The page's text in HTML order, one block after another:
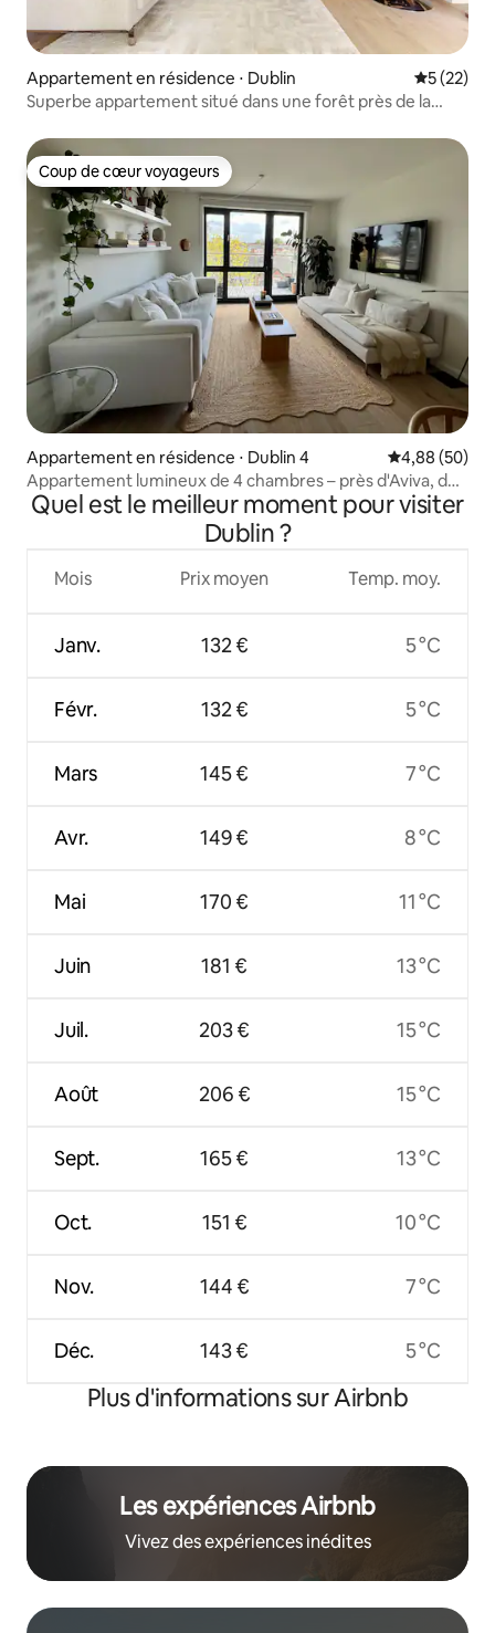
Appartement en résidence ⋅ Dublin
5 (22)
Superbe appartement situé dans une forêt près de la
Coup de cœur voyageurs
Coup de cœur voyageurs
Appartement en résidence ⋅ Dublin 4 Évaluation
4,88 (50)
Appartement lumineux de 4 chambres – près d'Aviva, du
RDS et du centre-ville
Quel est le meilleur moment pour visiter
Dublin ?
Mois
Janv.
Févr.
Mars
Avr.
Mai
Juin
Juil.
Août
Sept.
Oct.
Nov.
Déc.
Prix moyen
132 €
132 €
145 €
149 €
170 €
181 €
203 €
206 €
165 €
151 €
144 €
143 €
Temp. moy.
5 °C
5 °C
7 °C
8 °C
11 °C
13 °C
15 °C
15 °C
13 °C
10 °C
7 °C
5 °C
Plus d'informations sur Airbnb
Les expériences Airbnb
Vivez des expériences inédites